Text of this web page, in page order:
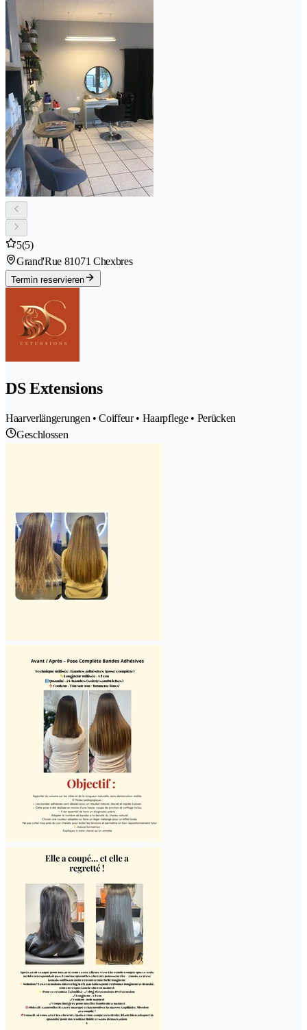
5(5)
Grand'Rue 81071 Chexbres
Termin reservieren
DS Extensions
Haarverlängerungen • Coiffeur • Haarpflege • Perücken
Geschlossen